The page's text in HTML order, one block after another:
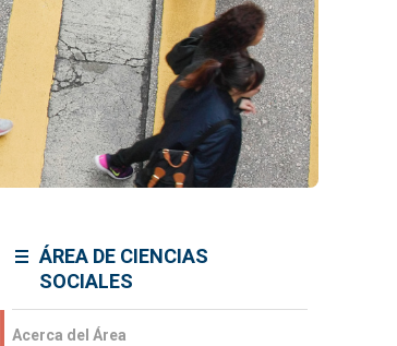
ÁREA DE CIENCIAS
SOCIALES
Acerca del Área